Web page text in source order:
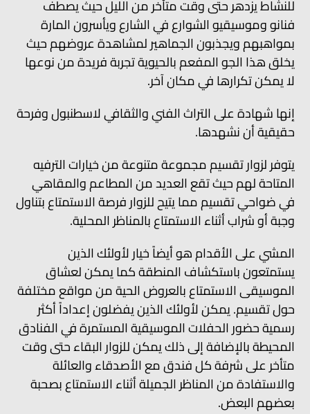
للنشاط يزدهر حتى وقت متأخر من الليل حيث يصطف
فنانو وموسيقيو الشوارع في الشارع ويأسرون المارة
بمواهبهم ويجذبون الجماهير لمشاهدة عروضهم حيث
يخلق هذا الجو المفعم بالحيوية تجربة فريدة من نوعها
لا يمكن تكرارها في مكان آخر.
إنها شهادة على التراث الفني والثقافي لاسطنبول وفرحة
حقيقية أن نشهدها.
يتوفر لزوار تقسيم مجموعة متنوعة من خيارات الترفيه
المتاحة لهم حيث تقع العديد من المطاعم والمقاهي
في ضواحي تقسيم مما يتيح للزوار فرصة الاستمتاع بتناول
وجبة أو شراب أثناء الاستمتاع بالمناظر المحلية.
المشي على الأقدام هو أيضاً خيار لأولئك الذين
يستمتعون باستكشاف المنطقة كما يمكن لعشاق
الموسيقى الاستمتاع بالعروض الحية من مواقع مختلفة
حول تقسيم. يمكن لأولئك الذين يفضلون إعداداً أكثر
رسمية حضور الحفلات الموسيقية المستمرة في الفنادق
المحيطة بالإضافة إلى ذلك يمكن للزوار البقاء حتى وقت
متأخر على شرفة كل فندق مع الأصدقاء والعائلة
والاستفادة من المناظر الجميلة أثناء الاستمتاع بصحبة
بعضهم البعض.